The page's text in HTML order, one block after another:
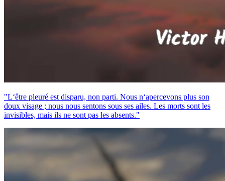
"L‘être pleuré est disparu, non parti. Nous n‘apercevons plus son
doux visage ; nous nous sentons sous ses ailes. Les morts sont les
invisibles, mais ils ne sont pas les absents."